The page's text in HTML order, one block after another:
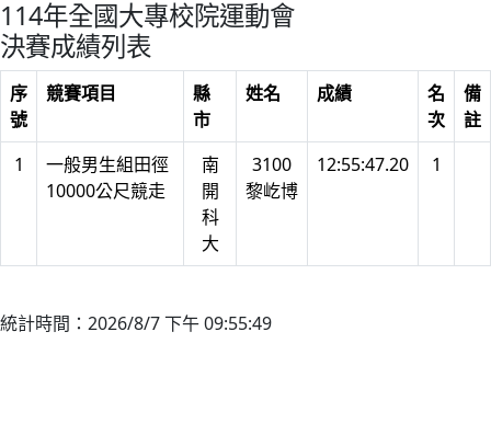
114年全國大專校院運動會
決賽成績列表
序
號
競賽項目
縣
市
姓名 成績
名
次
備
註
1
一般男生組田徑
10000公尺競走
南
開
科
大
3100
黎屹博
12:55:47.20 1
統計時間：2026/8/7 下午 09:55:49